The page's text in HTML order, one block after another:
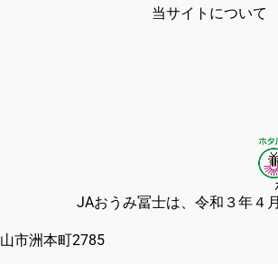
当サイトについて
JAおうみ冨士は、令和３年４
所(
0103 滋